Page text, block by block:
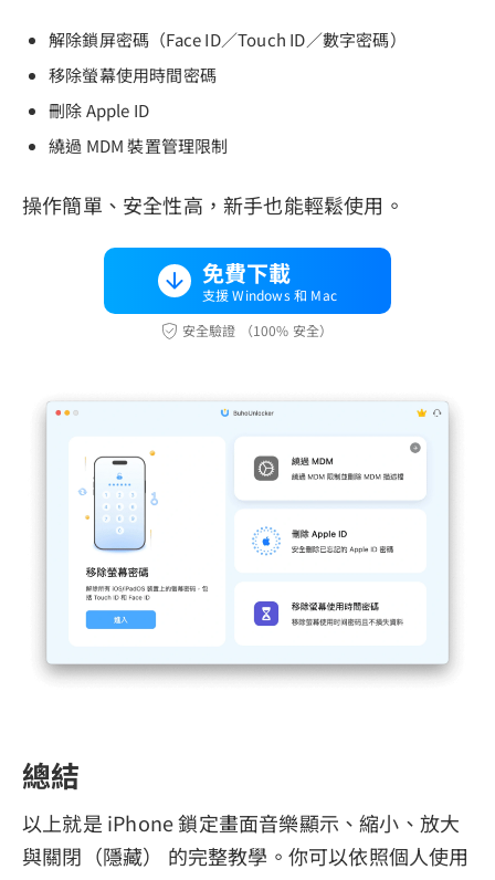
解除鎖屏密碼（Face ID／Touch ID／數字密碼）
移除螢幕使用時間密碼
刪除 Apple ID
繞過 MDM 裝置管理限制
操作簡單、安全性高，新手也能輕鬆使用。
免費下載
支援 Windows 和 Mac
安全驗證 （100% 安全）
總結
以上就是 iPhone 鎖定畫面音樂顯示、縮小、放大
與關閉（隱藏） 的完整教學。你可以依照個人使用